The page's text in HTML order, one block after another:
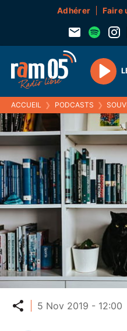
Adhérer Faire
Play
ACCUEIL ❯ PODCASTS ❯
Partager
5 Nov 2019 - 12:00